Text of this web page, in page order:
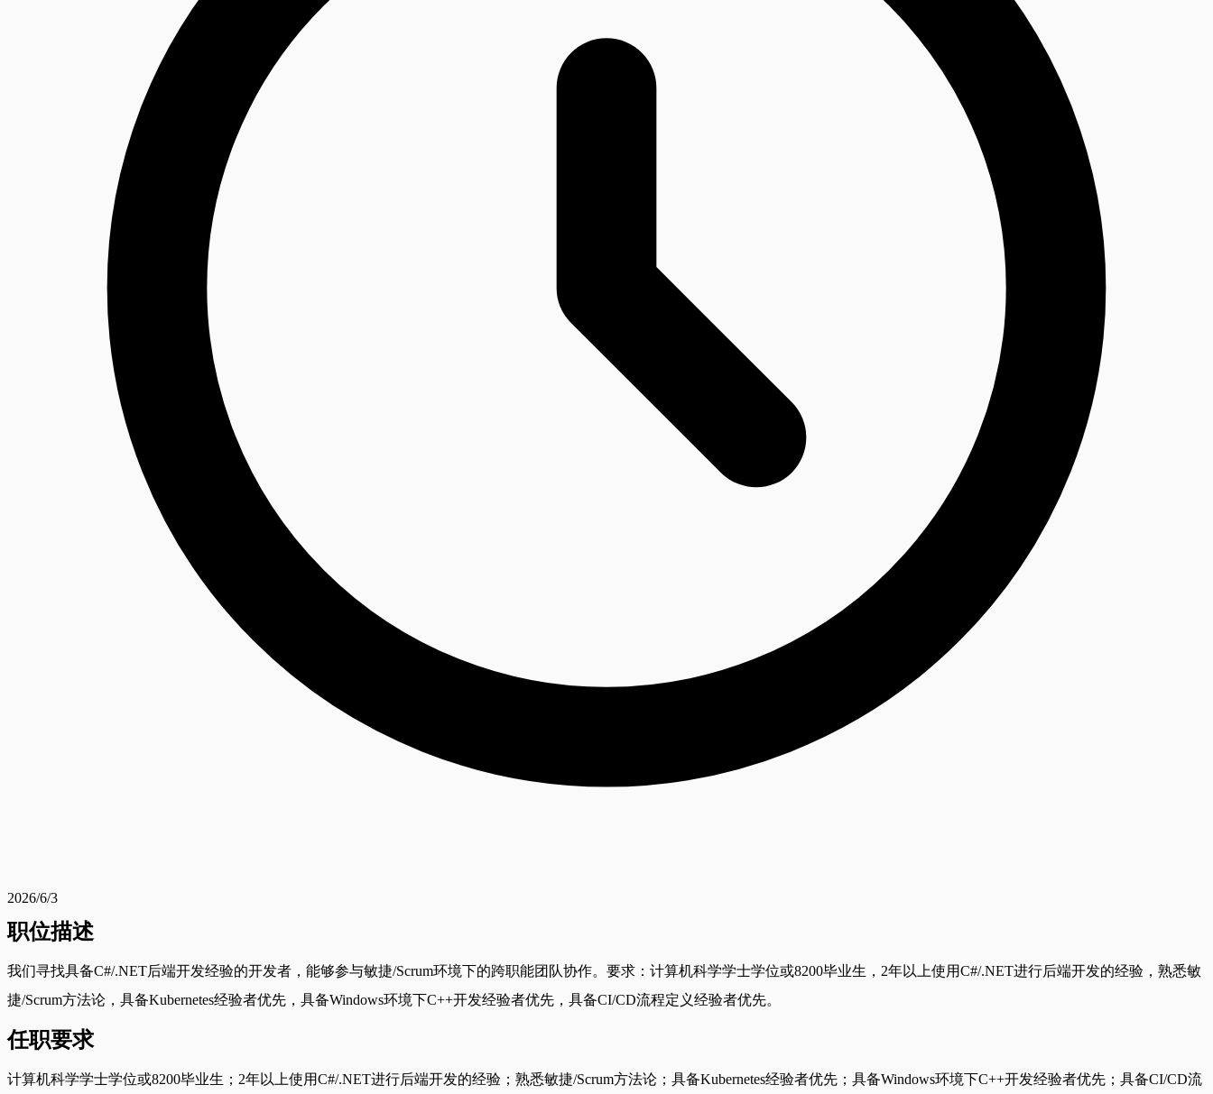
2026/6/3
职位描述
我们寻找具备C#/.NET后端开发经验的开发者，能够参与敏捷/Scrum环境下的跨职能团队协作。要求：计算机科学学士学位或8200毕业生，2年以上使用C#/.NET进行后端开发的经验，熟悉敏
捷/Scrum方法论，具备Kubernetes经验者优先，具备Windows环境下C++开发经验者优先，具备CI/CD流程定义经验者优先。
任职要求
计算机科学学士学位或8200毕业生；2年以上使用C#/.NET进行后端开发的经验；熟悉敏捷/Scrum方法论；具备Kubernetes经验者优先；具备Windows环境下C++开发经验者优先；具备CI/CD流